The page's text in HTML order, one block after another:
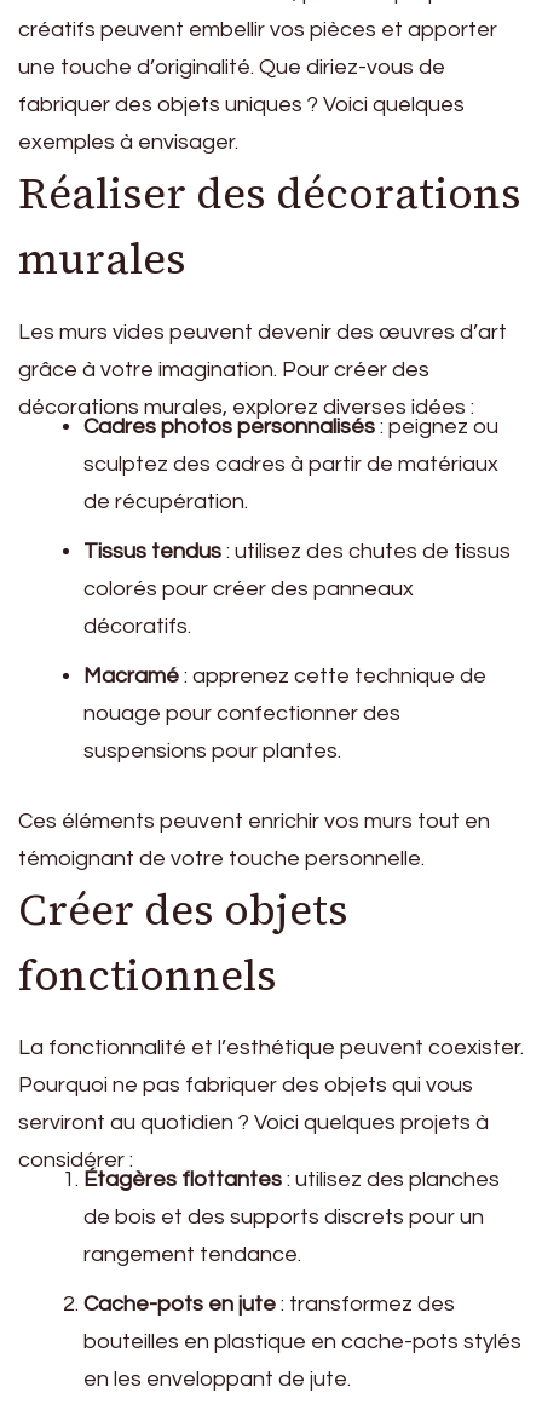
créatifs peuvent embellir vos pièces et apporter
une touche d’originalité. Que diriez-vous de
fabriquer des objets uniques ? Voici quelques
exemples à envisager.
Réaliser des décorations
murales
Les murs vides peuvent devenir des œuvres d’art
grâce à votre imagination. Pour créer des
décorations murales, explorez diverses idées :
Cadres photos personnalisés : peignez ou
sculptez des cadres à partir de matériaux
de récupération.
Tissus tendus : utilisez des chutes de tissus
colorés pour créer des panneaux
décoratifs.
Macramé : apprenez cette technique de
nouage pour confectionner des
suspensions pour plantes.
Ces éléments peuvent enrichir vos murs tout en
témoignant de votre touche personnelle.
Créer des objets
fonctionnels
La fonctionnalité et l’esthétique peuvent coexister.
Pourquoi ne pas fabriquer des objets qui vous
serviront au quotidien ? Voici quelques projets à
considérer :
Étagères flottantes : utilisez des planches
de bois et des supports discrets pour un
rangement tendance.
Cache-pots en jute : transformez des
bouteilles en plastique en cache-pots stylés
en les enveloppant de jute.